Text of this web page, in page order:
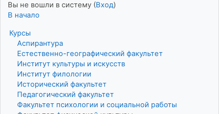
Вы не вошли в систему (Вход)
В начало
Курсы
Аспирантура
Естественно-географический факультет
Институт культуры и искусств
Институт филологии
Исторический факультет
Педагогический факультет
Факультет психологии и социальной работы